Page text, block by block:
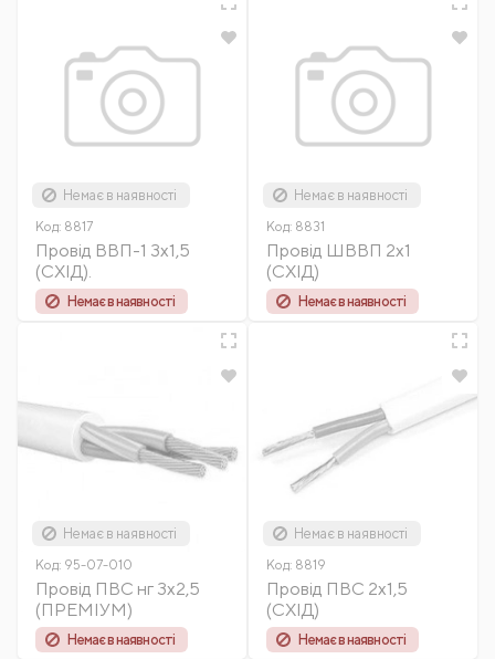
Немає в наявності
Код: 8817
Провід ВВП-1 3х1,5
(СХІД).
Немає в наявності
Немає в наявності
Код: 8831
Провід ШВВП 2х1
(СХІД)
Немає в наявності
Немає в наявності
Код: 95-07-010
Провід ПВС нг 3х2,5
(ПРЕМІУМ)
Немає в наявності
Немає в наявності
Код: 8819
Провід ПВС 2х1,5
(СХІД)
Немає в наявності